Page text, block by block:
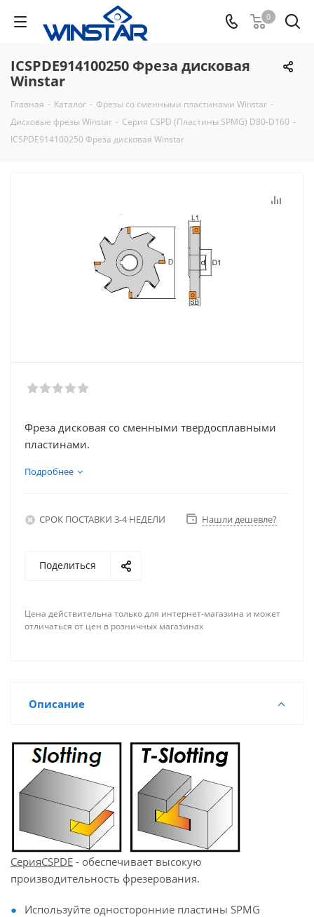
0
ICSPDE914100250 Фреза дисковая
Winstar
Главная - Каталог - Фрезы со сменными пластинами Winstar -
Дисковые фрезы Winstar - Серия CSPD (Пластины SPMG) D80-D160 -
ICSPDE914100250 Фреза дисковая Winstar
Фреза дисковая со сменными твердосплавными
пластинами.
Подробнее
СРОК ПОСТАВКИ 3-4 НЕДЕЛИ Нашли дешевле?
Поделиться
Цена действительна только для интернет-магазина и может
отличаться от цен в розничных магазинах
Описание
СерияCSPDE - обеспечивает высокую
производительность фрезерования.
Используйте односторонние пластины SPMG